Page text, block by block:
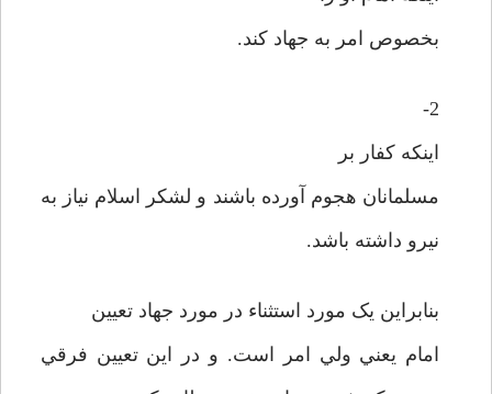
بخصوص امر به جهاد کند.
2-
اينکه کفار بر
مسلمانان هجوم آورده باشند و لشکر اسلام نياز به
نيرو داشته باشد.
بنابراين يک مورد استثناء در مورد جهاد تعيين
امام يعني ولي امر است. و در اين تعيين فرقي